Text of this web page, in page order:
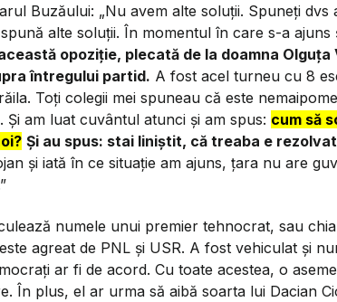
Buzăului: „Nu avem alte soluții. Spuneți
alte soluții. În momentul în care s-a
opoziție, plecată de la doamna Olguța
întregului partid. A fost acel turneu cu 8
Toți colegii mei spuneau că este
Și am luat cuvântul atunci și am spus: cum să
Și au spus: stai liniștit, că treaba e
și iată în ce situație am ajuns, țara nu are
numele unui premier tehnocrat, sau
agreat de PNL și USR. A fost vehiculat și
ar fi de acord. Cu toate acestea, o
În plus, el ar urma să aibă soarta lui Dacian